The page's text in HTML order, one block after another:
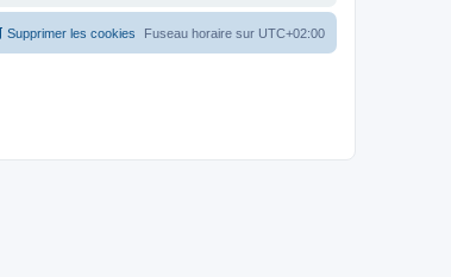
Fuseau horaire sur UTC+02:00
Supprimer les cookies